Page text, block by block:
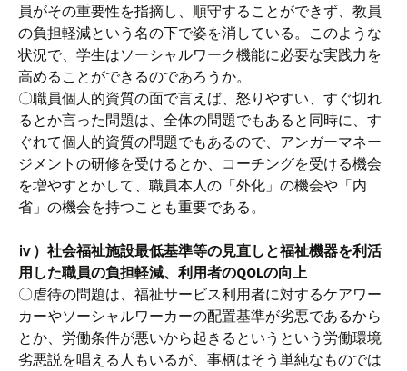
員がその重要性を指摘し、順守することができず、教員
の負担軽減という名の下で姿を消している。このような
状況で、学生はソーシャルワーク機能に必要な実践力を
高めることができるのであろうか。
〇職員個人的資質の面で言えば、怒りやすい、すぐ切れ
るとか言った問題は、全体の問題でもあると同時に、す
ぐれて個人的資質の問題でもあるので、アンガーマネー
ジメントの研修を受けるとか、コーチングを受ける機会
を増やすとかして、職員本人の「外化」の機会や「内
省」の機会を持つことも重要である。
ⅳ）社会福祉施設最低基準等の見直しと福祉機器を利活
用した職員の負担軽減、利用者のQOLの向上
〇虐待の問題は、福祉サービス利用者に対するケアワー
カーやソーシャルワーカーの配置基準が劣悪であるから
とか、労働条件が悪いから起きるというという労働環境
劣悪説を唱える人もいるが、事柄はそう単純なものでは